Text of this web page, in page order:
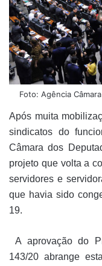
Foto: Agência Câmara
Após muita
sindicatos do
Câmara dos
projeto que volta a
servidores e
que havia sido
19.
A aprovação do
143/20 abrange